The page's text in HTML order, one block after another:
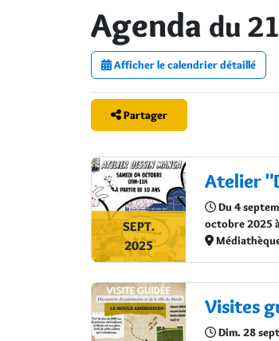
Agenda du
Afficher le calendrier détaillé
Partager
SEPT.
2025
Du 4
octobre 2025
Dim. 28